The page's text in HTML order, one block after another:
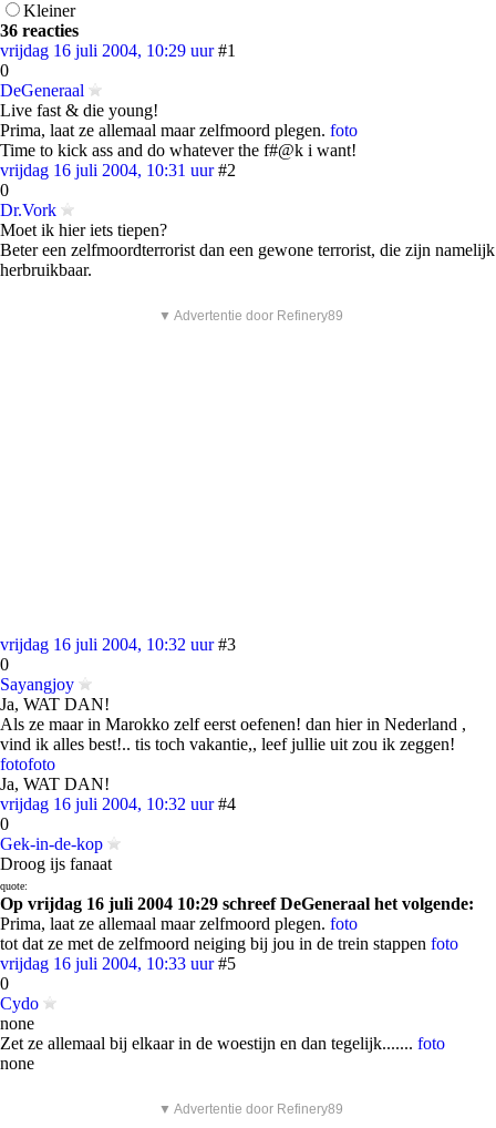
Kleiner
36 reacties
vrijdag 16 juli 2004, 10:29 uur #1
0
DeGeneraal
Live fast & die young!
Prima, laat ze allemaal maar zelfmoord plegen. foto
Time to kick ass and do whatever the f#@k i want!
vrijdag 16 juli 2004, 10:31 uur #2
0
Dr.Vork
Moet ik hier iets tiepen?
Beter een zelfmoordterrorist dan een gewone terrorist, die zijn namelijk
herbruikbaar.
▼ Advertentie door Refinery89
vrijdag 16 juli 2004, 10:32 uur #3
0
Sayangjoy
Ja, WAT DAN!
Als ze maar in Marokko zelf eerst oefenen! dan hier in Nederland ,
vind ik alles best!.. tis toch vakantie,, leef jullie uit zou ik zeggen!
fotofoto
Ja, WAT DAN!
vrijdag 16 juli 2004, 10:32 uur #4
0
Gek-in-de-kop
Droog ijs fanaat
quote:
Op vrijdag 16 juli 2004 10:29 schreef DeGeneraal het volgende:
Prima, laat ze allemaal maar zelfmoord plegen. foto
tot dat ze met de zelfmoord neiging bij jou in de trein stappen foto
vrijdag 16 juli 2004, 10:33 uur #5
0
Cydo
none
Zet ze allemaal bij elkaar in de woestijn en dan tegelijk....... foto
none
▼ Advertentie door Refinery89